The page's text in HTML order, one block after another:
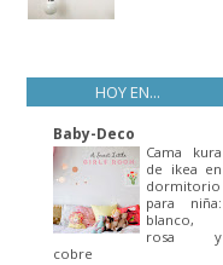
HOY EN...
Baby-Deco
Cama kura
de ikea en
dormitorio
para niña:
blanco,
rosa y
cobre